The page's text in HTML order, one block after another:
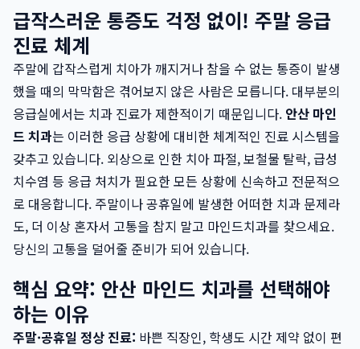
급작스러운 통증도 걱정 없이! 주말 응급
진료 체계
주말에 갑작스럽게 치아가 깨지거나 참을 수 없는 통증이 발생
했을 때의 막막함은 겪어보지 않은 사람은 모릅니다. 대부분의
응급실에서는 치과 진료가 제한적이기 때문입니다. 안산 마인
드 치과는 이러한 응급 상황에 대비한 체계적인 진료 시스템을
갖추고 있습니다. 외상으로 인한 치아 파절, 보철물 탈락, 급성
치수염 등 응급 처치가 필요한 모든 상황에 신속하고 전문적으
로 대응합니다. 주말이나 공휴일에 발생한 어떠한 치과 문제라
도, 더 이상 혼자서 고통을 참지 말고 마인드치과를 찾으세요.
당신의 고통을 덜어줄 준비가 되어 있습니다.
핵심 요약: 안산 마인드 치과를 선택해야
하는 이유
주말·공휴일 정상 진료: 바쁜 직장인, 학생도 시간 제약 없이 편